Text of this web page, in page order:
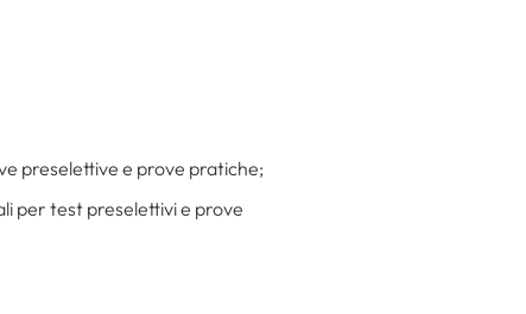
preselettive e prove pratiche;
per test preselettivi e prove